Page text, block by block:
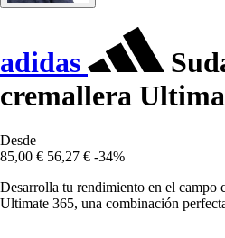
adidas
cremallera
Desde
85,00 € 56,27 € -34%
Desarrolla tu rendimiento en el campo
Ultimate 365, una combinación